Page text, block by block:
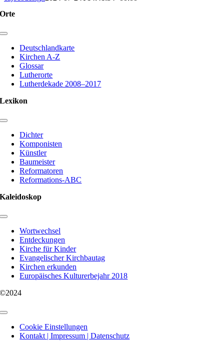
Orte
Toggle
NavigationDeutschlandkarte
Kirchen A-Z
Glossar
Lutherorte
Lutherdekade 2008–2017
Lexikon
Toggle
Navigation
Dichter
Komponisten
Künstler
Baumeister
Reformatoren
Reformations-ABC
Kaleidoskop
Toggle
NavigationWortwechsel
Entdeckungen
Kirche für Kinder
Evangelischer Kirchbautag
Kirchen erkunden
Europäisches Kulturerbejahr 2018
©2024
Toggle
NavigationCookie Einstellungen
Kontakt | Impressum | Datenschutz